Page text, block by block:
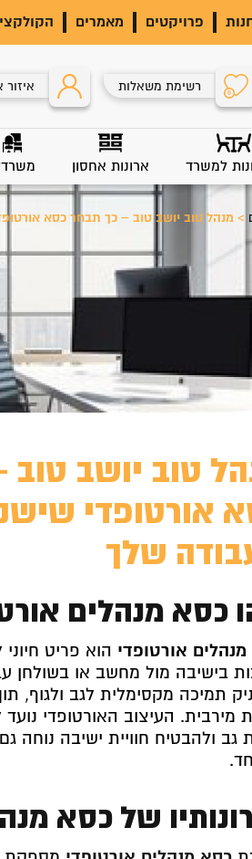
פרויקטים מאמרים
0 רשימת משאלות איזור
למשרד ארונות אחסון
> מנהל טוב יושב טוב – כך תבחר כסא
טוב יושב
אורטופדי
שלך
כסא מנהלים
אורטופדי הוא פריט
בישיבה מול מחשב או בשולחן
תמיכה מקסימלית לגב ולגוף,
מירבית. העיצוב האורטופדי
גב ולהבטיח חוויית ישיבה נוחה
של כסא